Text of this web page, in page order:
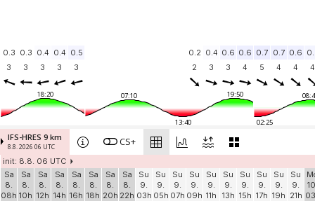
0.3 0.3 0.4 0.4 0.5 0.2 0.4 0.6 0.6 0.7 0.7 0.6
3
3 3 3 3 2 3 3 4 5 4 4 4
18:20 07:10 19:50
13:40 02:25
IFS-HRES 9 km
8.8. 2026 06 UTC CS+
init: 8.8. 06 UTC
Sa
8.
08h
Sa
8.
10h
Sa
8.
12h
Sa
8.
14h
Sa
8.
16h
Sa
8.
18h
Sa
8.
20h
Sa
8.
22h
Su
9.
03h
Su
9.
05h
Su
9.
07h
Su
9.
09h
Su
9.
11h
Su
9.
13h
Su
9.
15h
Su
9.
17h
Su
9.
19h
Su
9.
21h